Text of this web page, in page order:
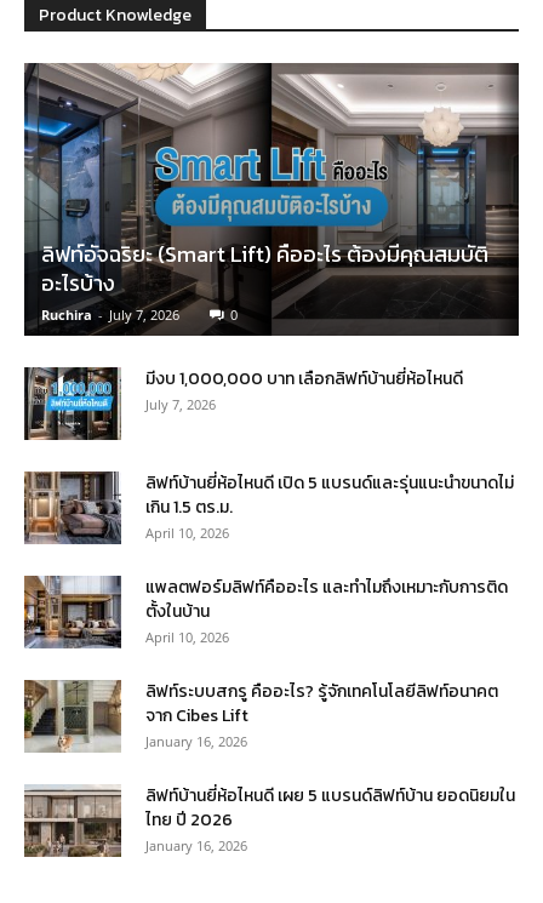
Product Knowledge
ลิฟท์อัจฉริยะ (Smart Lift) คืออะไร ต้องมีคุณสมบัติ
อะไรบ้าง
Ruchira - July 7, 2026 0
มีงบ 1,000,000 บาท เลือกลิฟท์บ้านยี่ห้อไหนดี
July 7, 2026
ลิฟท์บ้านยี่ห้อไหนดี เปิด 5 แบรนด์และรุ่นแนะนำขนาดไม่
เกิน 1.5 ตร.ม.
April 10, 2026
แพลตฟอร์มลิฟท์คืออะไร และทำไมถึงเหมาะกับการติด
ตั้งในบ้าน
April 10, 2026
ลิฟท์ระบบสกรู คืออะไร? รู้จักเทคโนโลยีลิฟท์อนาคต
จาก Cibes Lift
January 16, 2026
ลิฟท์บ้านยี่ห้อไหนดี เผย 5 แบรนด์ลิฟท์บ้าน ยอดนิยมใน
ไทย ปี 2026
January 16, 2026